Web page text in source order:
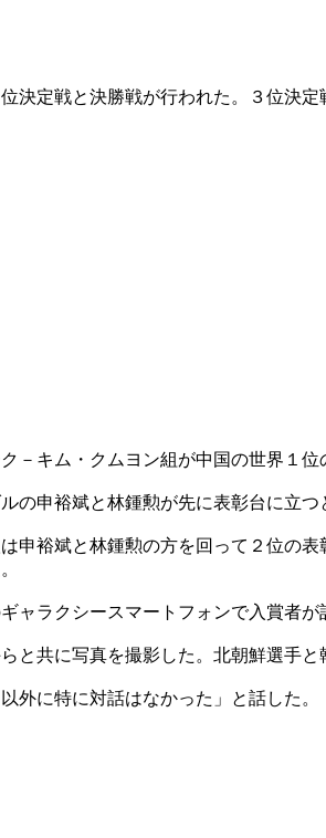
決定戦と決勝戦が行われた。３位決
キム・クムヨン組が中国の世界１位
申裕斌と林鍾勲が先に表彰台に立
裕斌と林鍾勲の方を回って２位の
ラクシースマートフォンで入賞者が
共に写真を撮影した。北朝鮮選手
外に特に対話はなかった」と話した。